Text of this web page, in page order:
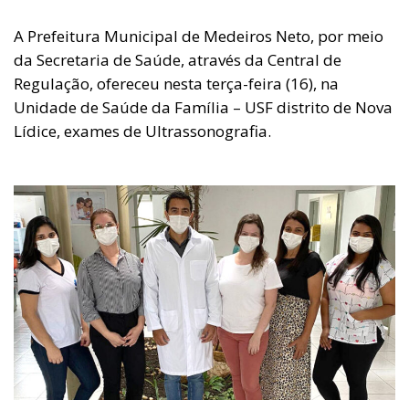
A Prefeitura Municipal de Medeiros Neto, por meio
da Secretaria de Saúde, através da Central de
Regulação, ofereceu nesta terça-feira (16), na
Unidade de Saúde da Família – USF distrito de Nova
Lídice, exames de Ultrassonografia.